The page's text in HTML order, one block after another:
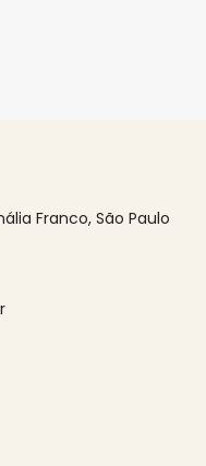
Franco, São Paulo